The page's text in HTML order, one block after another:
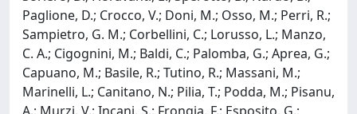
Paglione, D.; Crocco, V.; Doni, M.; Osso, M.; Perri, R.;
Sampietro, G. M.; Corbellini, C.; Lorusso, L.; Manzo,
C. A.; Cigognini, M.; Baldi, C.; Palomba, G.; Aprea, G.;
Capuano, M.; Basile, R.; Tutino, R.; Massani, M.;
Marinelli, L.; Canitano, N.; Pilia, T.; Podda, M.; Pisanu,